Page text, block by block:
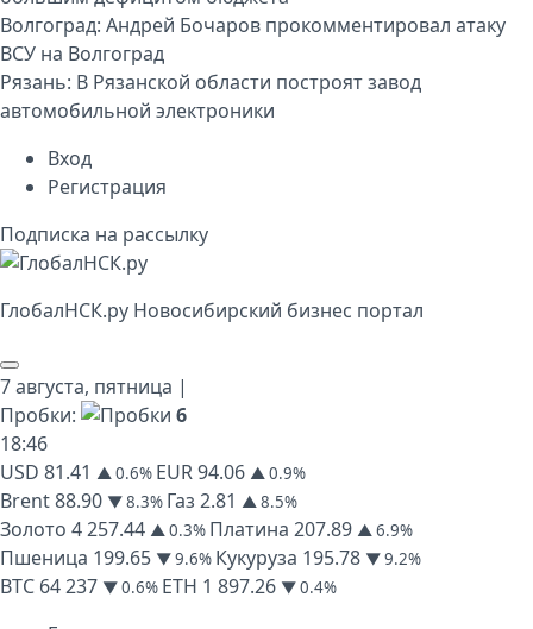
Волгоград: Андрей Бочаров прокомментировал атаку
ВСУ на Волгоград
Рязань: В Рязанской области построят завод
автомобильной электроники
Вход
Регистрация
Подписка на рассылку
ГлобалНСК.py Новосибирский бизнес портал
7 августа, пятница |
Пробки:
6
18:46
USD 81.41 ▲ 0.6% EUR94.06 ▲ 0.9%
Brent88.90 ▼ 8.3% Газ 2.81 ▲ 8.5%
Золото 4 257.44 ▲ 0.3% Платина 207.89 ▲ 6.9%
Пшеница 199.65 ▼ 9.6% Кукуруза 195.78 ▼ 9.2%
BTC 64 237 ▼ 0.6% ETH 1 897.26 ▼ 0.4%